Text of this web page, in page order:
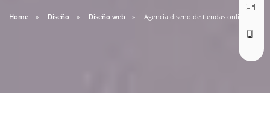
Home Diseño Diseño web Agencia diseno de tiendas online